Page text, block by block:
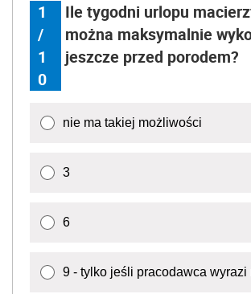
1
/
1
0
Ile tygodni urlopu
można maksymalnie
jeszcze przed porodem?
nie ma takiej możliwości
3
6
9 - tylko jeśli pracodawca wyrazi